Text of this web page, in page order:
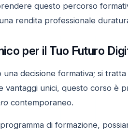
questo percorso
rendita professionale
per il Tuo Futuro
una decisione formativa; si tratta
vantaggi unici, questo corso è
contemporaneo.
di formazione,